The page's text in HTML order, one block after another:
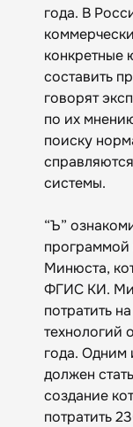
года. В
конкретные
составить
говорят
по их
поиску
системы.
“Ъ”
Минюста,
ФГИС КИ.
потратить
технологий
года. Одним
должен
создание
потратить